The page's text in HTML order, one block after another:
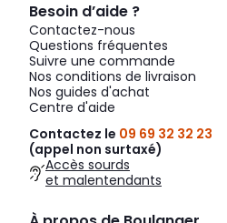
Besoin d’aide ?
Contactez-nous
Questions fréquentes
Suivre une commande
Nos conditions de livraison
Nos guides d'achat
Centre d'aide
Contactez le 09 69 32 32 23
(appel non surtaxé)
Accès sourds
et malentendants